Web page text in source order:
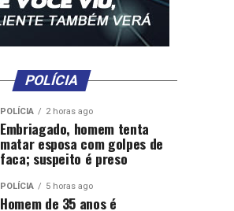
POLÍCIA
POLÍCIA 2 horas ago
Embriagado, homem tenta
matar esposa com golpes de
faca; suspeito é preso
POLÍCIA 5 horas ago
Homem de 35 anos é